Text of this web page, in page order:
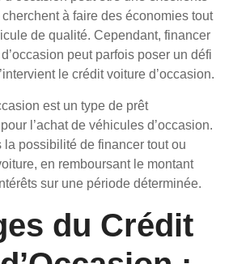
à faire des économies tout
de qualité. Cependant, financer
d’occasion peut parfois poser un défi
le crédit voiture d’occasion.
est un type de prêt
l’achat de véhicules d’occasion.
la possibilité de financer tout ou
en remboursant le montant
sur une période déterminée.
du Crédit